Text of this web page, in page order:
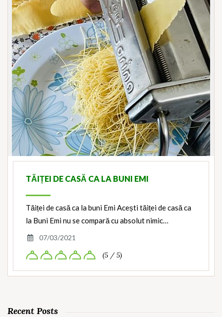
TĂIȚEI DE CASĂ CA LA BUNI EMI
Tăiței de casă ca la buni Emi Acești tăiței de casă ca
la Buni Emi nu se compară cu absolut nimic…
07/03/2021
(5 / 5)
Recent Posts